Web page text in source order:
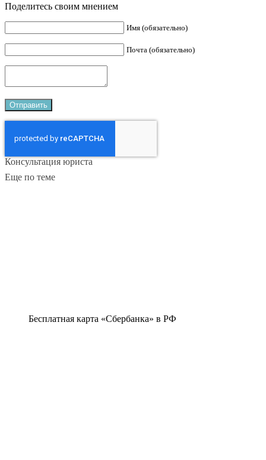
Поделитесь своим мнением
Имя (обязательно)
Почта (обязательно)
Консультация юриста
Еще по теме
Бесплатная карта «Сбербанка» в РФ